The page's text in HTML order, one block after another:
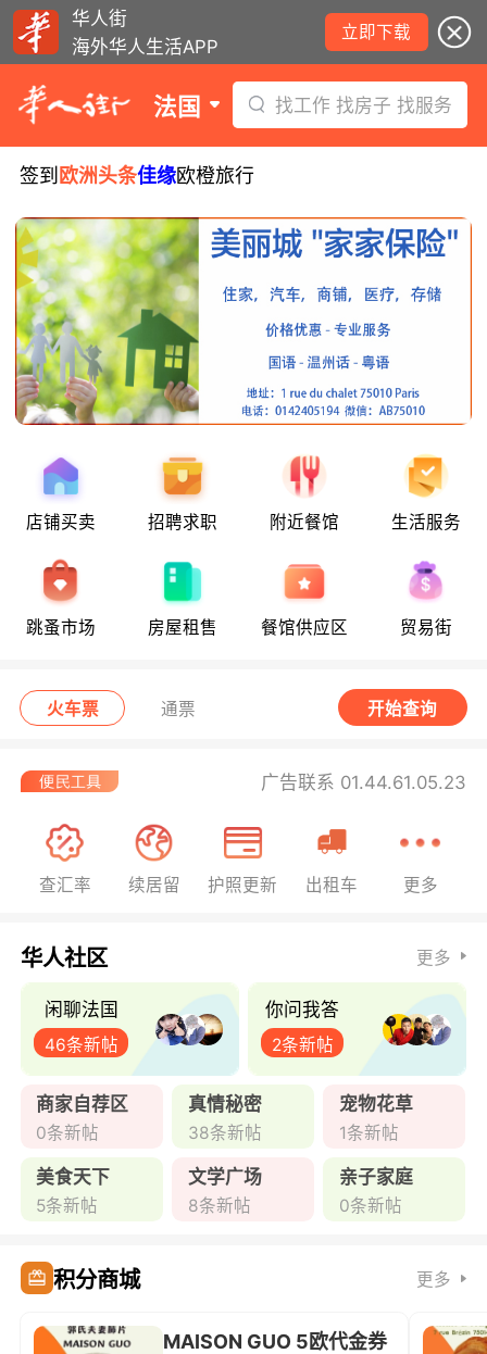
华人街
海外华人生活APP
立即下载
法国 找工作 找房子 找服务
签到 欧洲头条佳缘欧橙旅行
店铺买卖 招聘求职 附近餐馆 生活服务
跳蚤市场 房屋租售 餐馆供应区 贸易街
火车票 通票 开始查询
广告联系 01.44.61.05.23
查汇率 续居留 护照更新 出租车 更多
华人社区 更多
闲聊法国
46条新帖
你问我答
2条新帖
商家自荐区
0条新帖
真情秘密
38条新帖
宠物花草
1条新帖
美食天下
5条新帖
文学广场
8条新帖
亲子家庭
0条新帖
积分商城 更多
MAISON GUO 5欧代金券